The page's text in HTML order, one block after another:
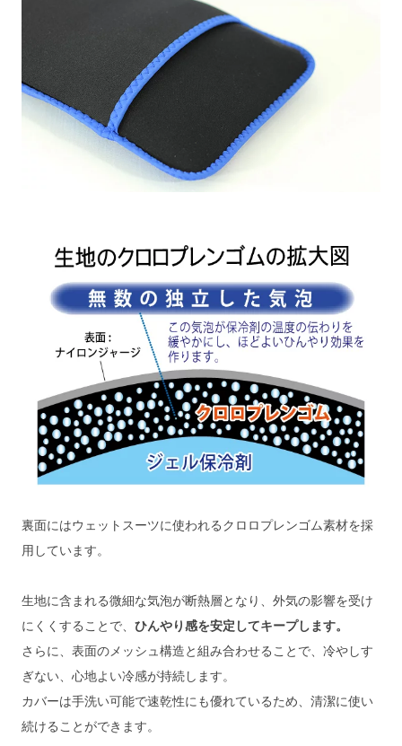
裏面にはウェットスーツに使われるクロロプレンゴム素材を採
用しています。
生地に含まれる微細な気泡が断熱層となり、外気の影響を受け
にくくすることで、 ひんやり感を安定してキープします。
さらに、表面のメッシュ構造と組み合わせることで、冷やしす
ぎない、心地よい冷感が持続します。
カバーは手洗い可能で速乾性にも優れているため、清潔に使い
続けることができます。